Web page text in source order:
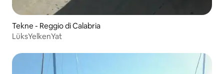
Tekne - Reggio di Calabria
LüksYelkenYat